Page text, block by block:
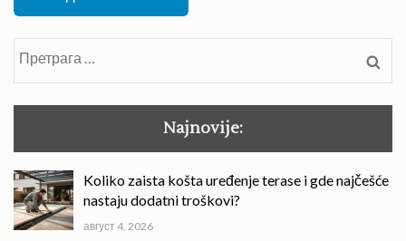
Najnovije:
Koliko zaista košta uređenje terase i gde najčešće
nastaju dodatni troškovi?
август 4, 2026